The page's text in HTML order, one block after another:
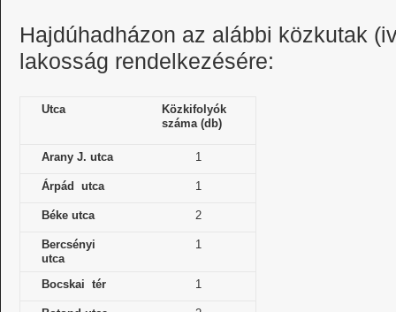
Hajdúhadházon az alábbi közkutak
lakosság rendelkezésére:
Utca
Közkifolyók
száma (db)
Arany J. utca 1
Árpád utca 1
Béke utca 2
Bercsényi
utca
1
Bocskai tér 1